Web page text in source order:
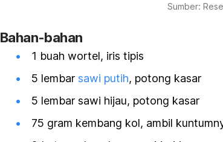
Sumber:
Bahan-bahan
1 buah wortel, iris tipis
5 lembar sawi putih, potong kasar
5 lembar sawi hijau, potong kasar
75 gram kembang kol, ambil